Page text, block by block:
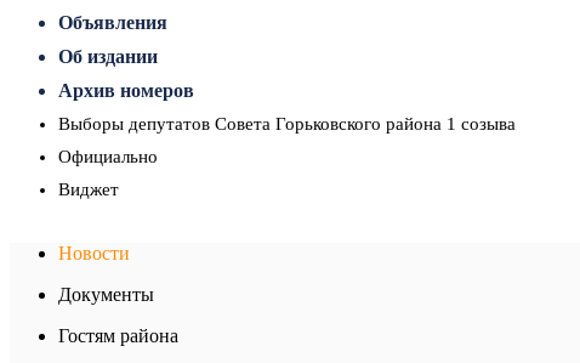
Объявления
Об издании
Архив номеров
Выборы депутатов Совета Горьковского района 1 созыва
Официально
Виджет
Новости
Документы
Гостям района